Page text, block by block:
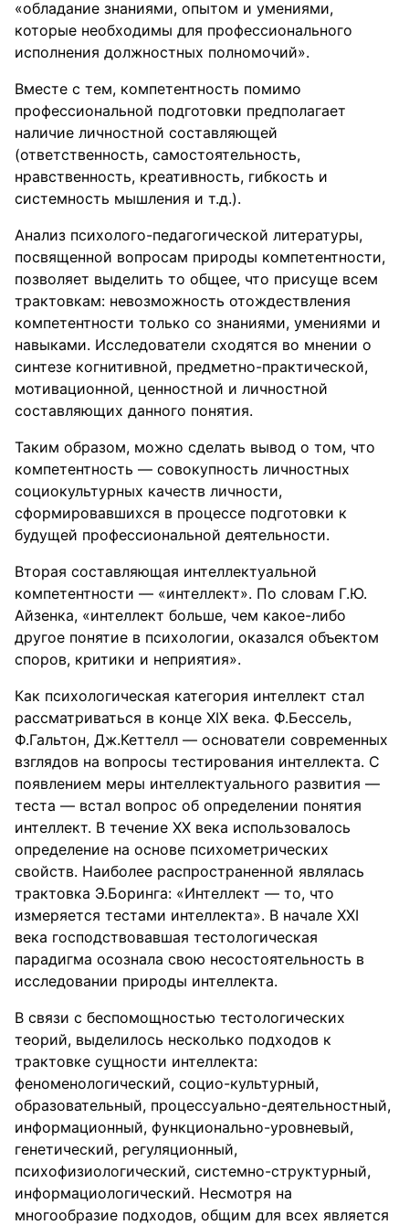
«обладание знаниями, опытом и умениями,
которые необходимы для профессионального
исполнения должностных полномочий».
Вместе с тем, компетентность помимо
профессиональной подготовки предполагает
наличие личностной составляющей
(ответственность, самостоятельность,
нравственность, креативность, гибкость и
системность мышления и т.д.).
Анализ психолого-педагогической литературы,
посвященной вопросам природы компетентности,
позволяет выделить то общее, что присуще всем
трактовкам: невозможность отождествления
компетентности только со знаниями, умениями и
навыками. Исследователи сходятся во мнении о
синтезе когнитивной, предметно-практической,
мотивационной, ценностной и личностной
составляющих данного понятия.
Таким образом, можно сделать вывод о том, что
компетентность — совокупность личностных
социокультурных качеств личности,
сформировавшихся в процессе подготовки к
будущей профессиональной деятельности.
Вторая составляющая интеллектуальной
компетентности — «интеллект». По словам Г.Ю.
Айзенка, «интеллект больше, чем какое-либо
другое понятие в психологии, оказался объектом
споров, критики и неприятия».
Как психологическая категория интеллект стал
рассматриваться в конце XIX века. Ф.Бессель,
Ф.Гальтон, Дж.Кеттелл — основатели современных
взглядов на вопросы тестирования интеллекта. С
появлением меры интеллектуального развития —
теста — встал вопрос об определении понятия
интеллект. В течение XX века использовалось
определение на основе психометрических
свойств. Наиболее распространенной являлась
трактовка Э.Боринга: «Интеллект — то, что
измеряется тестами интеллекта». В начале XXI
века господствовавшая тестологическая
парадигма осознала свою несостоятельность в
исследовании природы интеллекта.
В связи с беспомощностью тестологических
теорий, выделилось несколько подходов к
трактовке сущности интеллекта:
феноменологический, социо-культурный,
образовательный, процессуально-деятельностный,
информационный, функционально-уровневый,
генетический, регуляционный,
психофизиологический, системно-структурный,
информациологический. Несмотря на
многообразие подходов, общим для всех является